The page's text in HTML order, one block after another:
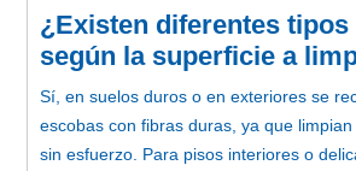
¿Existen diferentes tipos
según la superficie a
Sí, en suelos duros o en exteriores se
escobas con fibras duras, ya que
sin esfuerzo. Para pisos interiores o